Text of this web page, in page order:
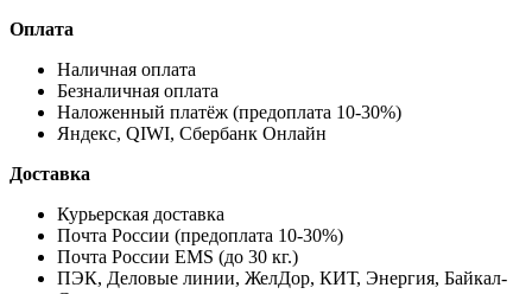
Оплата
Наличная оплата
Безналичная оплата
Наложенный платёж (предоплата 10-30%)
Яндекс, QIWI, Сбербанк Онлайн
Доставка
Курьерская доставка
Почта России (предоплата 10-30%)
Почта России EMS (до 30 кг.)
ПЭК, Деловые линии, ЖелДор, КИТ, Энергия, Байкал-